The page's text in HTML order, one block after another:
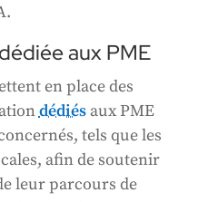
aux PME
en place des
dédiésaux PME
tels que les
afin de soutenir
leur parcours de